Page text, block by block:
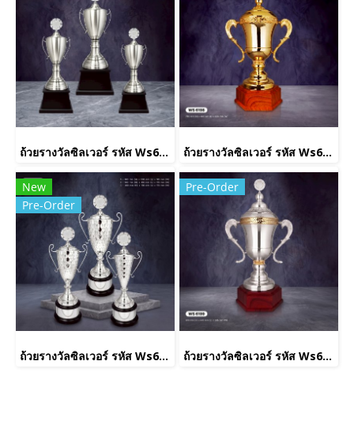
ถ้วยรางวัลซิลเวอร์ รหัส Ws6222 ถ้วยรางวัลซิลเวอร์ รหัส Ws6198
New
Pre-Order
ถ้วยรางวัลซิลเวอร์ รหัส Ws6232
Pre-Order
ถ้วยรางวัลซิลเวอร์ รหัส Ws6199